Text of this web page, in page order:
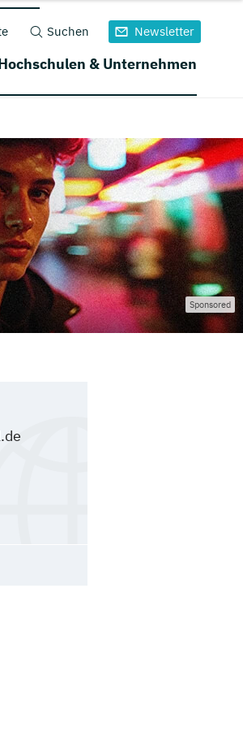
Suchen Newsletter
& Unternehmen
Sponsored